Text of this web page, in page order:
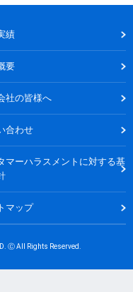
績
要
社の皆様へ
合わせ
マーハラスメントに対する基
マップ
Ⓒ All Rights Reserved.